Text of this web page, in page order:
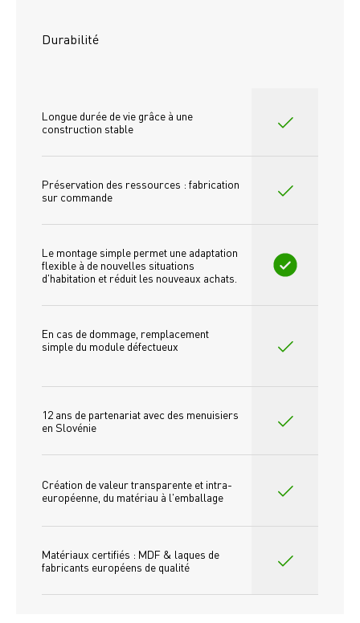
Durabilité
Longue durée de vie grâce à une
construction stable
Préservation des ressources : fabrication
sur commande
Le montage simple permet une adaptation
flexible à de nouvelles situations
d'habitation et réduit les nouveaux achats.
En cas de dommage, remplacement
simple du module défectueux
12 ans de partenariat avec des menuisiers
en Slovénie
Création de valeur transparente et intra-
européenne, du matériau à l'emballage
Matériaux certifiés : MDF & laques de
fabricants européens de qualité